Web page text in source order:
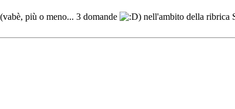
più o meno... 3 domande
) nell'ambito della ribrica